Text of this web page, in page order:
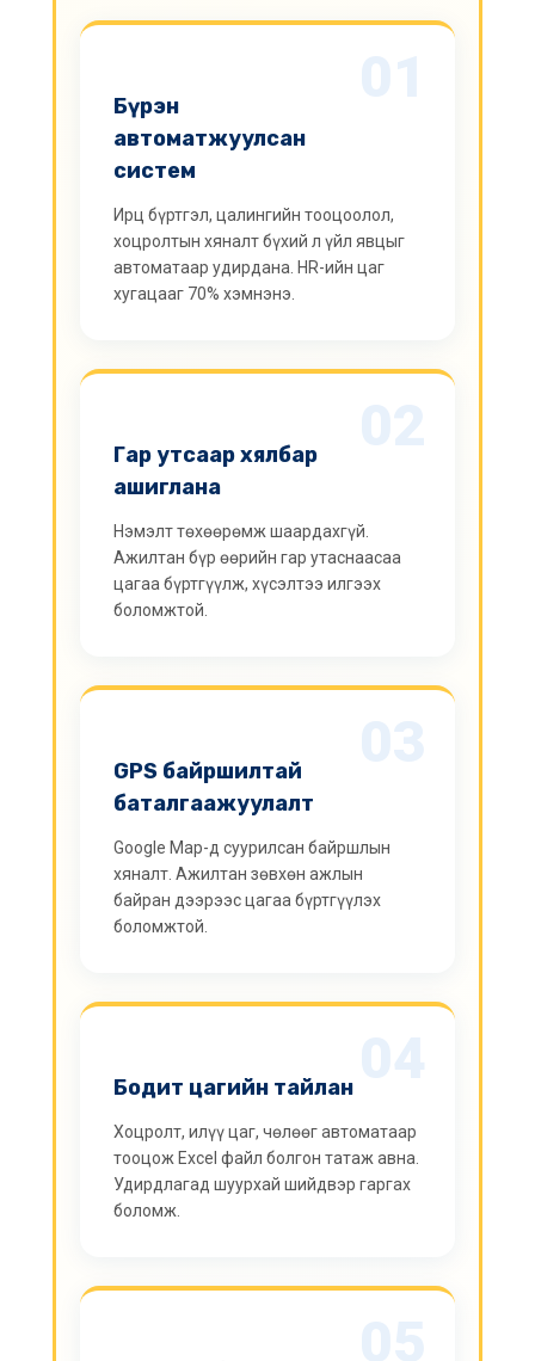
Бүрэн
автоматжуулсан
систем
Ирц бүртгэл, цалингийн тооцоолол,
хоцролтын хяналт бүхий л үйл явцыг
автоматаар удирдана. HR-ийн цаг
хугацааг 70% хэмнэнэ.
Гар утсаар хялбар
ашиглана
Нэмэлт төхөөрөмж шаардахгүй.
Ажилтан бүр өөрийн гар утаснаасаа
цагаа бүртгүүлж, хүсэлтээ илгээх
боломжтой.
GPS байршилтай
баталгаажуулалт
Google Map-д суурилсан байршлын
хяналт. Ажилтан зөвхөн ажлын
байран дээрээс цагаа бүртгүүлэх
боломжтой.
Бодит цагийн тайлан
Хоцролт, илүү цаг, чөлөөг автоматаар
тооцож Excel файл болгон татаж авна.
Удирдлагад шуурхай шийдвэр гаргах
боломж.